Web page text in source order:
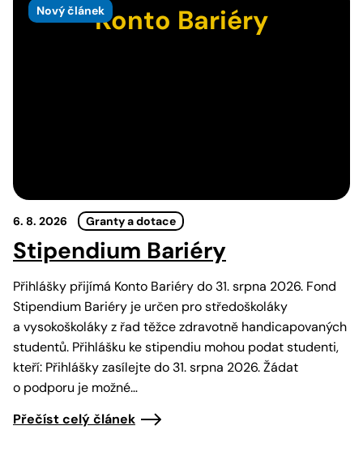
Nový článekKonto Bariéry
6. 8. 2026 Granty a dotace
Stipendium Bariéry
Přihlášky přijímá Konto Bariéry do 31. srpna 2026. Fond
Stipendium Bariéry je určen pro středoškoláky
a vysokoškoláky z řad těžce zdravotně handicapovaných
studentů. Přihlášku ke stipendiu mohou podat studenti,
kteří: Přihlášky zasílejte do 31. srpna 2026. Žádat
o podporu je možné…
Přečíst celý článek